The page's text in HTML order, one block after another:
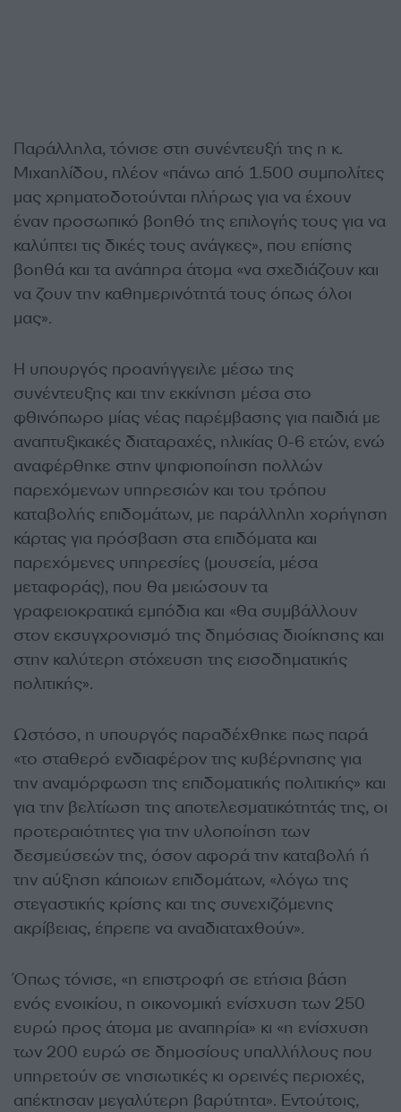
Παράλληλα, τόνισε στη συνέντευξή της η κ.
Μιχαηλίδου, πλέον «πάνω από 1.500 συμπολίτες
μας χρηματοδοτούνται πλήρως για να έχουν
έναν προσωπικό βοηθό της επιλογής τους για να
καλύπτει τις δικές τους ανάγκες», που επίσης
βοηθά και τα ανάπηρα άτομα «να σχεδιάζουν και
να ζουν την καθημερινότητά τους όπως όλοι
μας».
Η υπουργός προανήγγειλε μέσω της
συνέντευξης και την εκκίνηση μέσα στο
φθινόπωρο μίας νέας παρέμβασης για παιδιά με
αναπτυξικακές διαταραχές, ηλικίας 0-6 ετών, ενώ
αναφέρθηκε στην ψηφιοποίηση πολλών
παρεχόμενων υπηρεσιών και του τρόπου
καταβολής επιδομάτων, με παράλληλη χορήγηση
κάρτας για πρόσβαση στα επιδόματα και
παρεχόμενες υπηρεσίες (μουσεία, μέσα
μεταφοράς), που θα μειώσουν τα
γραφειοκρατικά εμπόδια και «θα συμβάλλουν
στον εκσυγχρονισμό της δημόσιας διοίκησης και
στην καλύτερη στόχευση της εισοδηματικής
πολιτικής».
Ωστόσο, η υπουργός παραδέχθηκε πως παρά
«το σταθερό ενδιαφέρον της κυβέρνησης για
την αναμόρφωση της επιδοματικής πολιτικής» και
για την βελτίωση της αποτελεσματικότητάς της, οι
προτεραιότητες για την υλοποίηση των
δεσμεύσεών της, όσον αφορά την καταβολή ή
την αύξηση κάποιων επιδομάτων, «λόγω της
στεγαστικής κρίσης και της συνεχιζόμενης
ακρίβειας, έπρεπε να αναδιαταχθούν».
Όπως τόνισε, «η επιστροφή σε ετήσια βάση
ενός ενοικίου, η οικονομική ενίσχυση των 250
ευρώ προς άτομα με αναπηρία» κι «η ενίσχυση
των 200 ευρώ σε δημοσίους υπαλλήλους που
υπηρετούν σε νησιωτικές κι ορεινές περιοχές,
απέκτησαν μεγαλύτερη βαρύτητα». Εντούτοις,